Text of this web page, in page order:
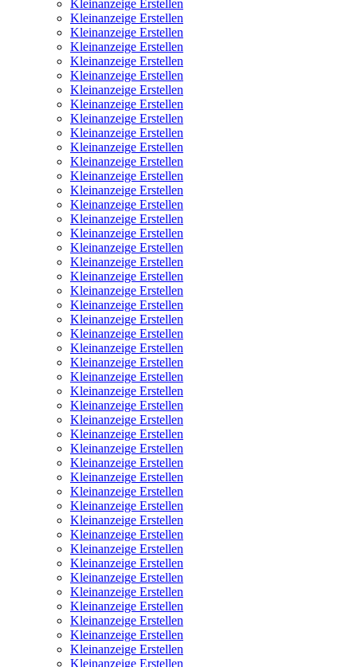
Kleinanzeige Erstellen
Kleinanzeige Erstellen
Kleinanzeige Erstellen
Kleinanzeige Erstellen
Kleinanzeige Erstellen
Kleinanzeige Erstellen
Kleinanzeige Erstellen
Kleinanzeige Erstellen
Kleinanzeige Erstellen
Kleinanzeige Erstellen
Kleinanzeige Erstellen
Kleinanzeige Erstellen
Kleinanzeige Erstellen
Kleinanzeige Erstellen
Kleinanzeige Erstellen
Kleinanzeige Erstellen
Kleinanzeige Erstellen
Kleinanzeige Erstellen
Kleinanzeige Erstellen
Kleinanzeige Erstellen
Kleinanzeige Erstellen
Kleinanzeige Erstellen
Kleinanzeige Erstellen
Kleinanzeige Erstellen
Kleinanzeige Erstellen
Kleinanzeige Erstellen
Kleinanzeige Erstellen
Kleinanzeige Erstellen
Kleinanzeige Erstellen
Kleinanzeige Erstellen
Kleinanzeige Erstellen
Kleinanzeige Erstellen
Kleinanzeige Erstellen
Kleinanzeige Erstellen
Kleinanzeige Erstellen
Kleinanzeige Erstellen
Kleinanzeige Erstellen
Kleinanzeige Erstellen
Kleinanzeige Erstellen
Kleinanzeige Erstellen
Kleinanzeige Erstellen
Kleinanzeige Erstellen
Kleinanzeige Erstellen
Kleinanzeige Erstellen
Kleinanzeige Erstellen
Kleinanzeige Erstellen
Kleinanzeige Erstellen